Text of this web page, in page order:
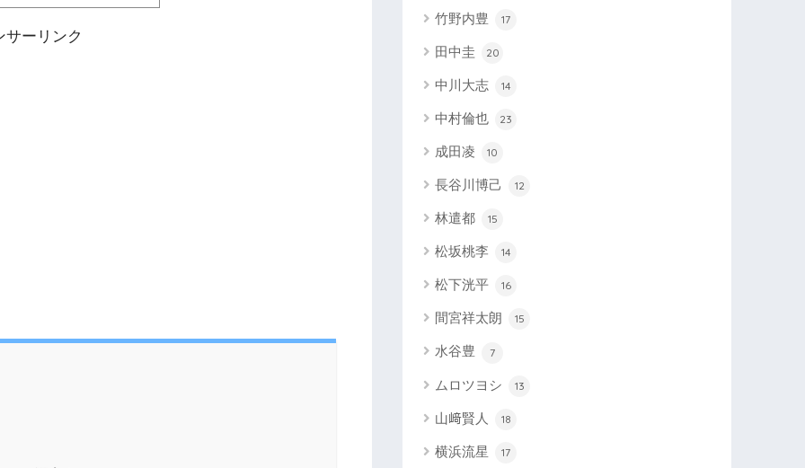
きれい！」とネット上では話題
います！こちらも読まれてい
サーリンク
竹野内豊 17
田中圭 20
中川大志 14
中村倫也 23
成田凌 10
長谷川博己 12
林遣都 15
松坂桃李 14
松下洸平 16
間宮祥太朗 15
水谷豊 7
ムロツヨシ 13
山﨑賢人 18
横浜流星 17